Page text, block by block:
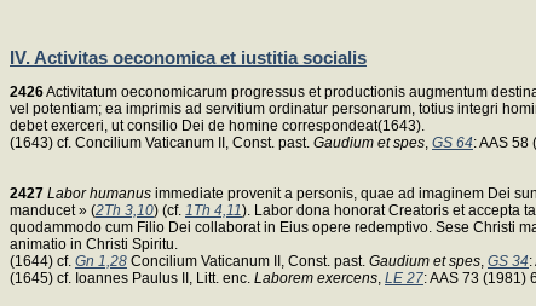
IV. Activitas oeconomica et iustitia socialis
2426Activitatum oeconomicarum progressus et productionis augmentum
vel potentiam; ea imprimis ad servitium ordinatur personarum, totius integri
debet exerceri, ut consilio Dei de homine correspondeat(1643).
(1643) cf. Concilium Vaticanum II, Const. past. Gaudium et spes GS 64: AAS 58
2427 Labor humanus immediate provenit a personis, quae ad imaginem Dei
manducet » (2Th 3,10) (cf. 1Th 4,11). Labor dona honorat Creatoris et accepta
quodammodo cum Filio Dei collaborat in Eius opere redemptivo. Sese Christi
animatio in Christi Spiritu.
(1644) cf. Gn 1,28 Concilium Vaticanum II, Const. past. Gaudium et spes GS 34
(1645) cf. Ioannes Paulus II, Litt. enc. Laborem exercens LE 27: AAS 73 (1981)